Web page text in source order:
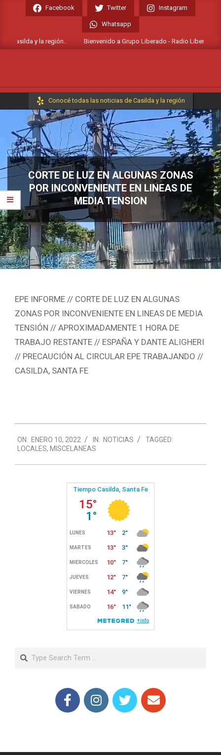
Facebook Twitter Instagram
Whatsapp
Casilda y la región.. Bienvenido a Grupo Liberado - Radio Liberada
Primary
Conocé todas las noticias de Casilda y la región
CORTE DE LUZ EN ALGUNAS ZONAS
POR INCONVENIENTE EN LINEAS DE
MEDIA TENSION
EPE INFORME // CORTE DE LUZ EN ALGUNAS
ZONAS POR INCONVENIENTE EN LINEAS DE MEDIA
TENSIÓN // APROXIMADAMENTE 1 HORA DE
TRABAJO RESTANTE // ESPAÑA Y DANTE ALIGHERI
// PRECAUCIÓN AL CIRCULAR EPE TRABAJANDO //
CASILDA, SANTA FE
01-
10
ON: ENERO 10, 2022 IN: NOTICIAS
TAGGED:
LOCALES, MISCELANEAS
Search